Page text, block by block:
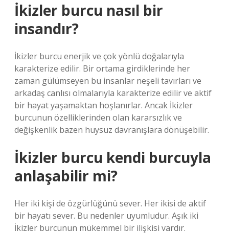
İkizler burcu nasıl bir
insandır?
İkizler burcu enerjik ve çok yönlü doğalarıyla
karakterize edilir. Bir ortama girdiklerinde her
zaman gülümseyen bu insanlar neşeli tavırları ve
arkadaş canlısı olmalarıyla karakterize edilir ve aktif
bir hayat yaşamaktan hoşlanırlar. Ancak İkizler
burcunun özelliklerinden olan kararsızlık ve
değişkenlik bazen huysuz davranışlara dönüşebilir.
İkizler burcu kendi burcuyla
anlaşabilir mi?
Her iki kişi de özgürlüğünü sever. Her ikisi de aktif
bir hayatı sever. Bu nedenler uyumludur. Aşık iki
İkizler burcunun mükemmel bir ilişkisi vardır.